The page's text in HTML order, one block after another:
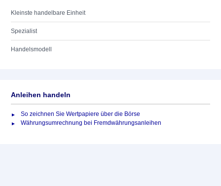
Kleinste handelbare Einheit
Spezialist
Handelsmodell
Anleihen handeln
So zeichnen Sie Wertpapiere über die Börse
Währungsumrechnung bei Fremdwährungsanleihen